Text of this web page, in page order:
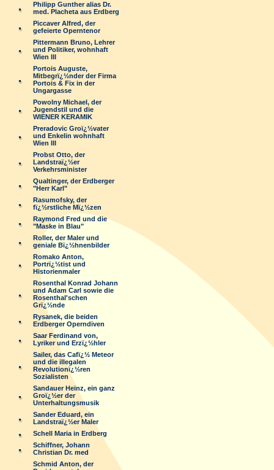
Philipp Gunther alias Dr.
med. Placheta aus Erdberg
Piccaver Alfred, der
gefeierte Operntenor
Pittermann Bruno, Lehrer
und Politiker, wohnhaft
Wien III
Portois Auguste,
Mitbegrï¿½nder der Firma
Portois & Fix in der
Ungargasse
Powolny Michael, der
Jugendstil und die
WIENER KERAMIK
Preradovic Groï¿½vater
und Enkelin wohnhaft
Wien III
Probst Otto, der
Landstraï¿½er
Verkehrsminister
Qualtinger, der Erdberger
"Herr Karl"
Rasumofsky, der
fï¿½rstliche Mï¿½zen
Raymond Fred und die
"Maske in Blau"
Roller, der Maler und
geniale Bï¿½hnenbilder
Romako Anton,
Portrï¿½tist und
Historienmaler
Rosenthal Konrad Johann
und Adam Carl sowie die
Rosenthal'schen
Grï¿½nde
Rysanek, die beiden
Erdberger Operndiven
Saar Ferdinand von,
Lyriker und Erzï¿½hler
Sailer, das Cafï¿½ Meteor
und die illegalen
Revolutionï¿½ren
Sozialisten
Sandauer Heinz, ein ganz
Groï¿½er der
Unterhaltungsmusik
Sander Eduard, ein
Landstraï¿½er Maler
Schell Maria in Erdberg
Schiffner, Johann
Christian Dr. med
Schmid Anton, der